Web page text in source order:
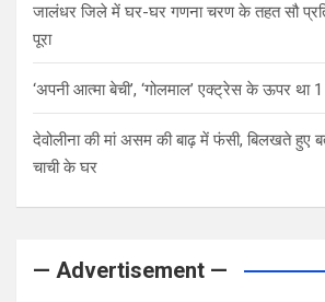
जालंधर जिले में घर-घर गणना चरण के तहत सौ
पूरा
‘अपनी आत्मा बेची’, ‘गोलमाल’ एक्ट्रेस के ऊपर था
देवोलीना की मां असम की बाढ़ में फंसी, बिलखते हुए
चाची के घर
— Advertisement —